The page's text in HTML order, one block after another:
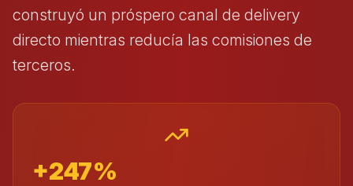
construyó un próspero canal de delivery
directo mientras reducía las comisiones de
terceros.
+247%